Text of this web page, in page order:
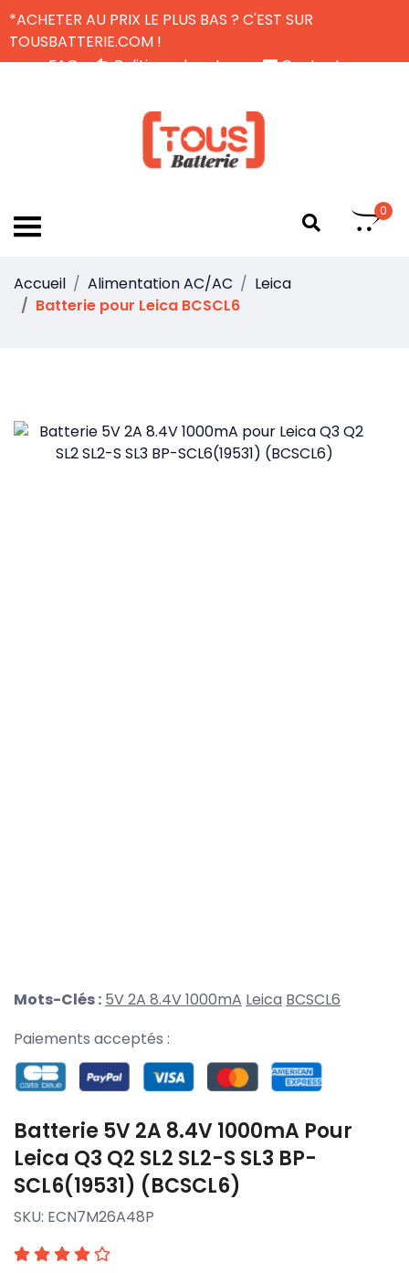
*ACHETER AU PRIX LE PLUS BAS ? C'EST SUR
TOUSBATTERIE.COM !
FAQ
Politique de retour
Contactez-nous
0
Accueil Alimentation AC/AC
Leica
Batterie pour Leica BCSCL6
Mots-Clés : 5V 2A 8.4V 1000mA Leica BCSCL6
Paiements acceptés :
Batterie 5V 2A 8.4V 1000mA Pour
Leica Q3 Q2 SL2 SL2-S SL3 BP-
SCL6(19531) (BCSCL6)
SKU: ECN7M26A48P